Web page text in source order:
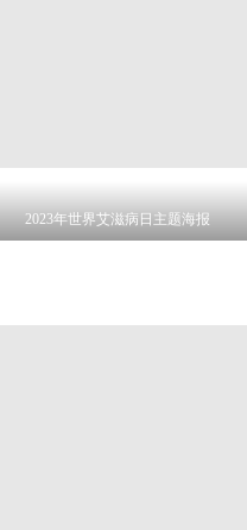
2023年世界艾滋病日主题海报